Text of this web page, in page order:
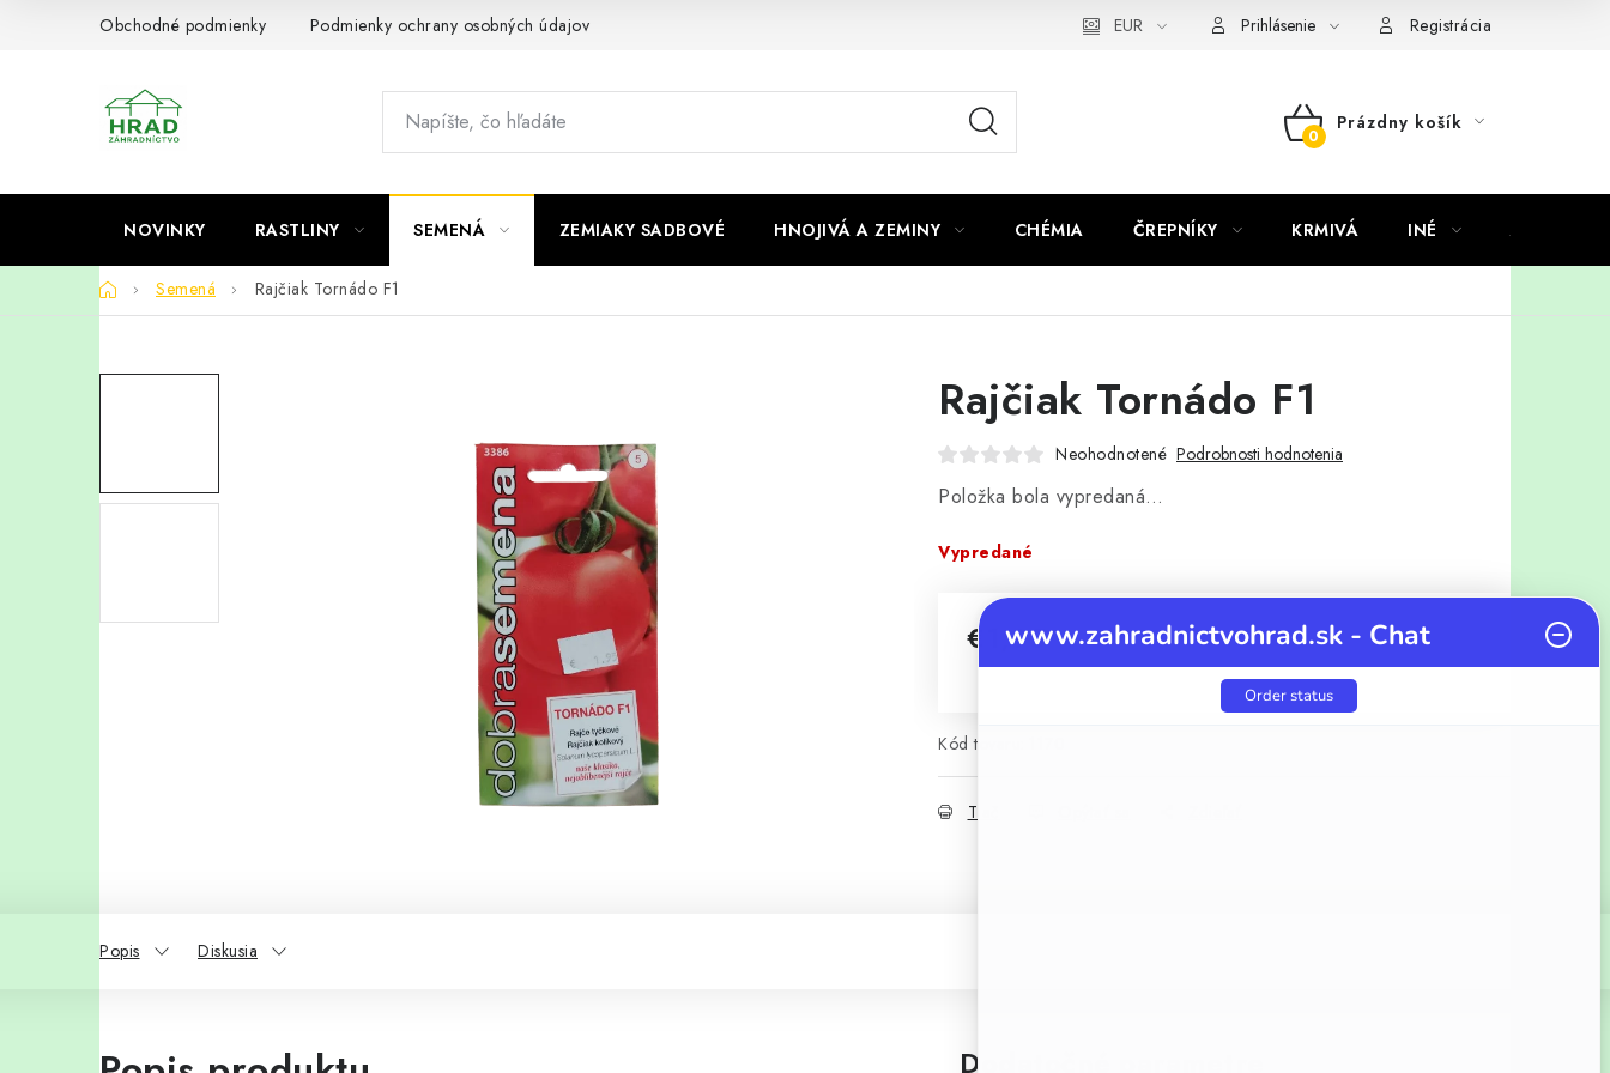
Obchodné podmienky Podmienky ochrany osobných údajov EUR Prihlásenie Registrácia
NÁKUPNÝ
KOŠÍK
Prázdny košík
NOVINKY RASTLINY SEMENÁ ZEMIAKY SADBOVÉ HNOJIVÁ A ZEMINY CHÉMIA ČREPNÍKY KRMIVÁ INÉ
DomovSemená Rajčiak Tornádo F1
Rajčiak Tornádo F1
Neohodnotené Podrobnosti hodnotenia
Položka bola vypredaná…
Vypredané
€1,95
Jednotková cena:
Kód tovaru:
Tlač
Popis Diskusia
Dodatočné parametre
www.zahradnictvohrad.sk - Chat
Order status